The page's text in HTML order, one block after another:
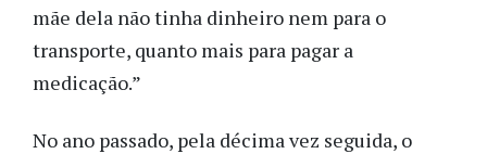
mãe dela não tinha dinheiro nem para o
transporte, quanto mais para pagar a
medicação.”
No ano passado, pela décima vez seguida, o